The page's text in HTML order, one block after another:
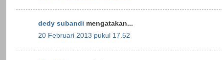
dedy subandi mengatakan...
20 Februari 2013 pukul 17.52